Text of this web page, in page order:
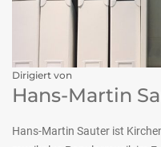
Dirigiert von
Hans-Martin
Hans-Martin Sauter ist